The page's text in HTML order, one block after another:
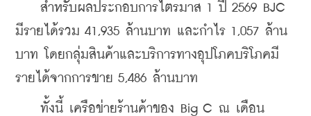
สำหรับผลประกอบการไตรมาส 1 ปี 2569 BJC
มีรายได้รวม 41,935 ล้านบาท และกำไร 1,057 ล้าน
บาท โดยกลุ่มสินค้าและบริการทางอุปโภคบริโภคมี
รายได้จากการขาย 5,486 ล้านบาท
ทั้งนี้ เครือข่ายร้านค้าของ Big C ณ เดือน